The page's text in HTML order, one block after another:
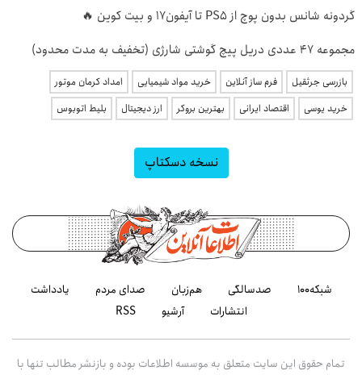
گردونه شانس بدون پوچ از PS5 تا آیفون17 و بیت کوین 🔥
مجموعه 47 عددی دریل پیچ گوشتی شارژی (تخفیف به مدت محدود)
بازرسی جرثقیل فرم ساز آنلاین خرید مواد شیمیایی
امداد کرمان موتور
خرید یوسی
اقتصاد ایرانی بهترین بروکر ارز دیجیتال بلیط اتوبوس
نسخه دسکتاپ
شبکه۱۰۰ صدسالگی هم‌زبان صدای مردم
یادداشت
انتشارات
آرشیو RSS
تمام حقوق این سایت متعلق به موسسه اطلاعات بوده و بازنشر مطالب تنها با